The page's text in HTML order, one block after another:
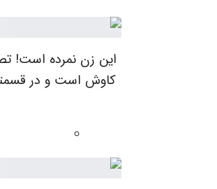
این زن نمرده است!
کاوش است و در قسمتی